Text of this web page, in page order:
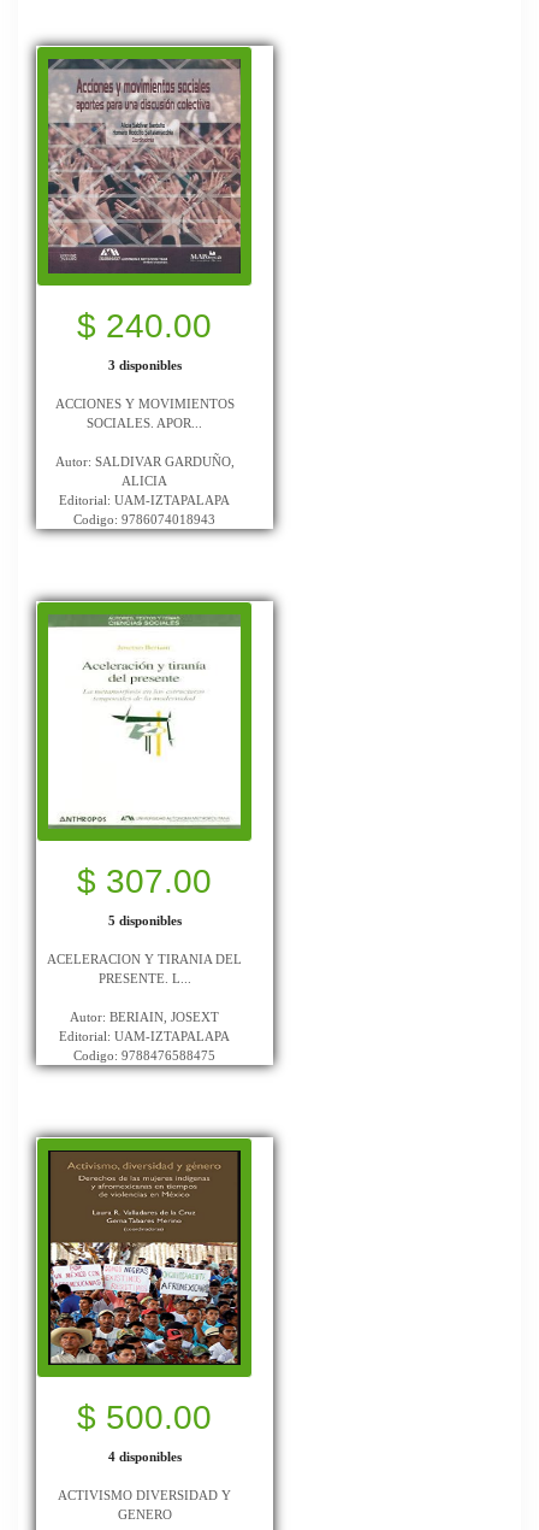
$ 240.00
3 disponibles
ACCIONES Y MOVIMIENTOS
SOCIALES. APOR...
Autor: SALDIVAR GARDUÑO,
ALICIA
Editorial: UAM-IZTAPALAPA
Codigo: 9786074018943
$ 307.00
5 disponibles
ACELERACION Y TIRANIA DEL
PRESENTE. L...
Autor: BERIAIN, JOSEXT
Editorial: UAM-IZTAPALAPA
Codigo: 9788476588475
$ 500.00
4 disponibles
ACTIVISMO DIVERSIDAD Y
GENERO